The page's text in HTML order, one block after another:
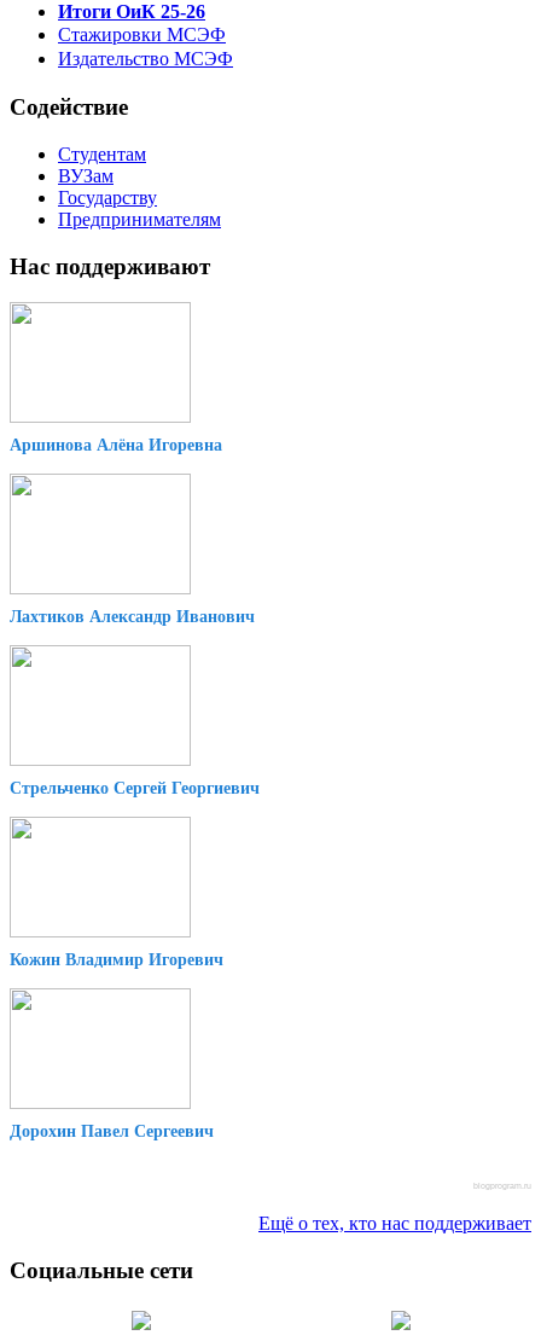
Итоги ОиК 25-26
Стажировки МСЭФ
Издательство МСЭФ
Содействие
Студентам
ВУЗам
Государству
Предпринимателям
Нас поддерживают
Аршинова Алёна Игоревна
Лахтиков Александр Иванович
Стрельченко Сергей Георгиевич
Кожин Владимир Игоревич
Дорохин Павел Сергеевич
blogprogram.ru
Ещё о тех, кто нас поддерживает
Социальные сети